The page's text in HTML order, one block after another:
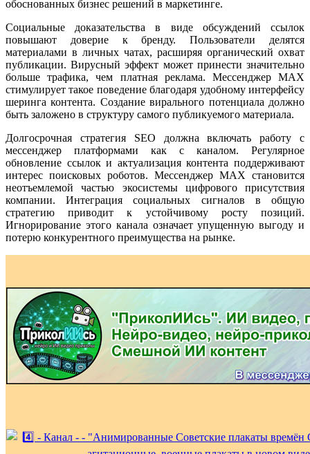
обоснованных бизнес решений в маркетинге.
Социальные доказательства в виде обсуждений ссылок
повышают доверие к бренду. Пользователи делятся
материалами в личных чатах, расширяя органический охват
публикации. Вирусный эффект может принести значительно
больше трафика, чем платная реклама. Мессенджер MAX
стимулирует такое поведение благодаря удобному интерфейсу
шеринга контента. Создание вирального потенциала должно
быть заложено в структуру самого публикуемого материала.
Долгосрочная стратегия SEO должна включать работу с
мессенджер платформами как с каналом. Регулярное
обновление ссылок и актуализация контента поддерживают
интерес поисковых роботов. Мессенджер MAX становится
неотъемлемой частью экосистемы цифрового присутствия
компании. Интеграция социальных сигналов в общую
стратегию приводит к устойчивому росту позиций.
Игнорирование этого канала означает упущенную выгоду и
потерю конкурентного преимущества на рынке.